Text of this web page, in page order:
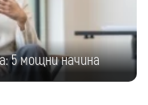
5 мощни начина